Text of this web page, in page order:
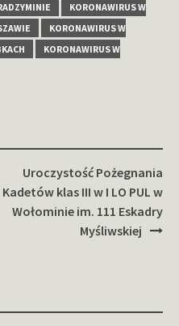
KORONAWIRUS W
KORONAWIRUS W
KORONAWIRUS W
Uroczystość Pożegnania
Kadetów klas III w I LO PUL w
Wołominie im. 111 Eskadry
Myśliwskiej